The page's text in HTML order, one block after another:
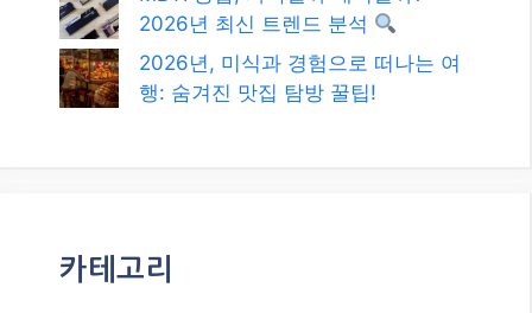
2026년 최신 트렌드 분석
2026년, 미식과 경험으로 떠나는 여
행: 숨겨진 맛집 탐방 꿀팁!
카테고리